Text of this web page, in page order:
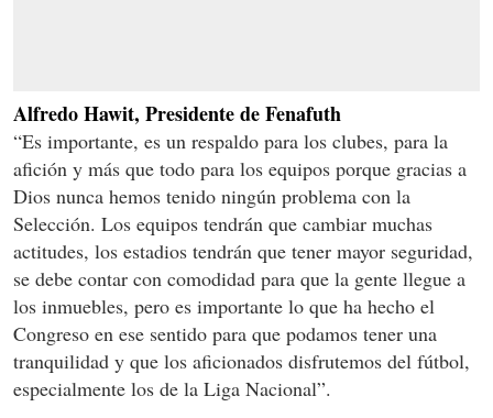
Alfredo Hawit, Presidente de Fenafuth
“Es importante, es un respaldo para los clubes, para la
afición y más que todo para los equipos porque gracias a
Dios nunca hemos tenido ningún problema con la
Selección. Los equipos tendrán que cambiar muchas
actitudes, los estadios tendrán que tener mayor seguridad,
se debe contar con comodidad para que la gente llegue a
los inmuebles, pero es importante lo que ha hecho el
Congreso en ese sentido para que podamos tener una
tranquilidad y que los aficionados disfrutemos del fútbol,
especialmente los de la Liga Nacional”.